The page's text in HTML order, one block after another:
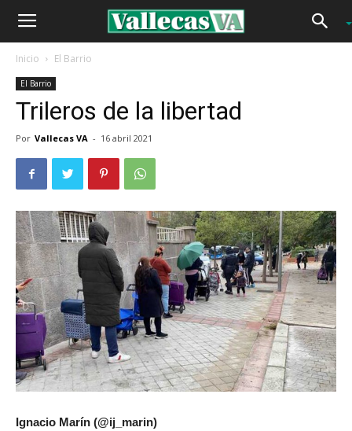
Inicio El Barrio
El Barrio
Trileros de la libertad
Por Vallecas VA - 16 abril 2021
Ignacio Marín (@ij_marin)